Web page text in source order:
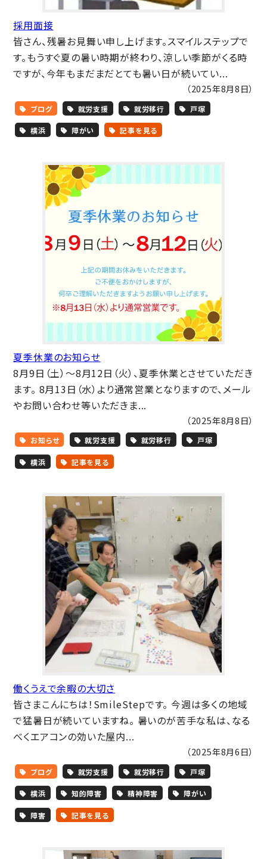
採用面接
皆さん、残暑お見舞い申し上げます。スマイルステップで
す。もうすぐ夏の暑い時期が終わり、涼しい季節がくる時
ですが、今年もまだまだとても暑い日が続いてい...
（2025年8月8日）
ブログ 就労支援 就労移行 戸塚
横浜 障がい 記事を見る
夏季休業のお知らせ
8月9日（土）～8月12日（火）、夏季休業とさせていただき
ます。 8月13日（水）より通常営業となりますので、メール
やお問い合わせ等いただきま...
（2025年8月8日）
お知らせ 就労支援 就労移行 戸塚
横浜 記事を見る
働くうえで余暇の大切さ
皆さまこんにちは！SmileStepです。 今週は多くの地域
で猛暑日が続いていますね。 暑いのが苦手な私は、なる
べくエアコンの効いた屋内...
（2025年8月6日）
ブログ 就労支援 就労移行 戸塚
横浜 知的障害 精神障害 障がい
障害 記事を見る